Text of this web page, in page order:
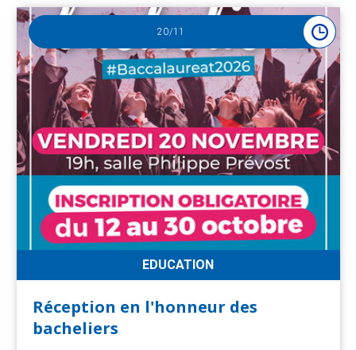
Résultats
de
la
recherche
20/11
EDUCATION
Réception en l'honneur des
bacheliers